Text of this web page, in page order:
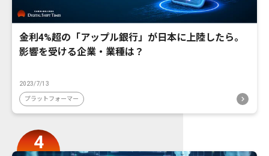
金利4%超の「アップル銀行」が日本に上陸したら。
影響を受ける企業・業種は？
2023/7/13
プラットフォーマー